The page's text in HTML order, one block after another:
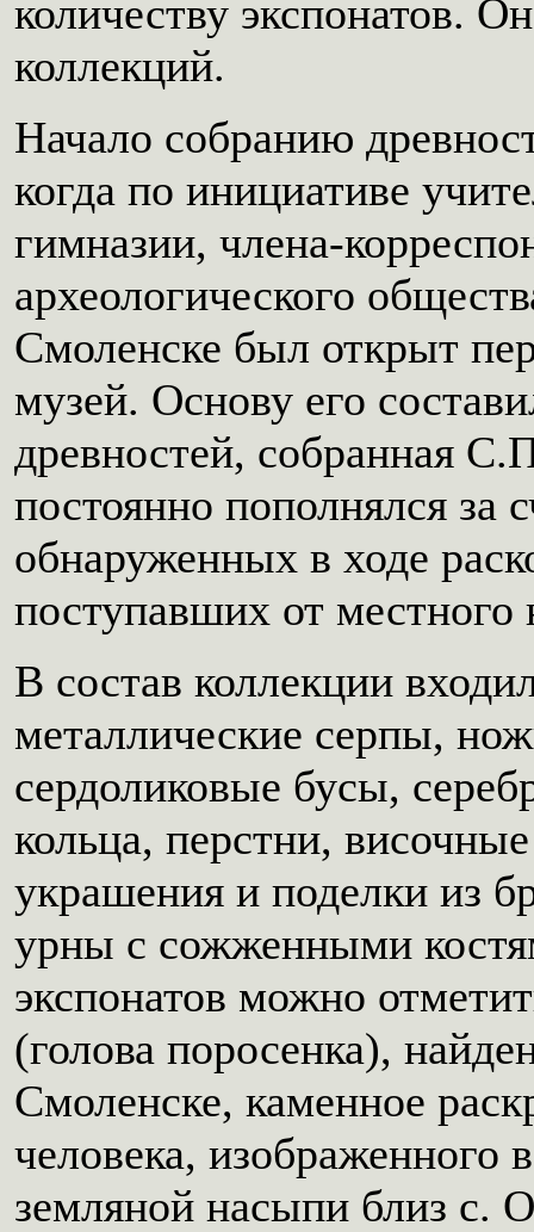
количеству экспонатов.
коллекций.
Начало собранию
когда по инициативе
гимназии, члена-
археологического
Смоленске был открыт
музей. Основу его
древностей, собранная
постоянно пополнялся за
обнаруженных в ходе
поступавших от местного
В состав коллекции
металлические серпы,
сердоликовые бусы,
кольца, перстни,
украшения и поделки из
урны с сожженными
экспонатов можно
(голова поросенка),
Смоленске, каменное
человека, изображенного
земляной насыпи близ с.